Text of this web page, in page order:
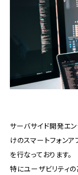
サーバサイド開発エ
けのスマートフォン
を行なっております。
特にユーザビリティ